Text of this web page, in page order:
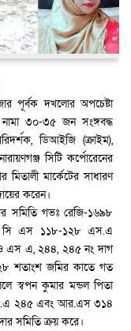
পূর্বক দখলোর অপচেষ্টা
৩০-৩৫ জন সংঙ্গবদ্ধ
ডিআইজি (ক্রাইম),
সিটি কর্পোরেনের
মার্কেটের সাধারণ
করেন।
সমিতি গভঃ রেজি-১৬৯৮
সি এস ১১৮-১২৮ এস.এ
এস এ, ২৪৪, ২৪৫ নং দাগ
শতাংশ জমির কাতে গত
স্বপন কুমার মন্ডল পিতা
২৪৫ এবং আর.এস ৩১৪
সমিতি ক্রয় করে।